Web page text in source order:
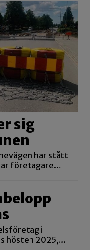
sig
har stått
företagare…
i
hösten 2025,…